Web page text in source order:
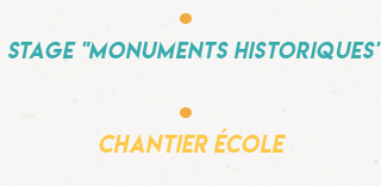
Stage "monuments historiques"
.
Chantier école